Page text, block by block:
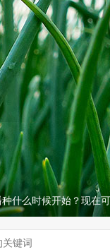
什么时候开始？现在